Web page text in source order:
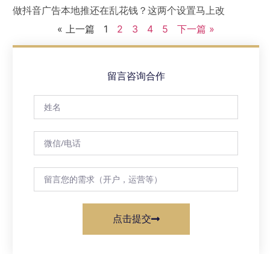
做抖音广告本地推还在乱花钱？这两个设置马上改
« 上一篇 1 2 3 4 5 下一篇 »
留言咨询合作
点击提交